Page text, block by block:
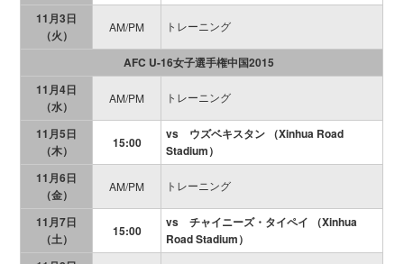
11月3日
（火）
AM/PM トレーニング
AFC U-16女子選手権中国2015
11月4日
（水）
AM/PM トレーニング
11月5日
（木）
15:00
vs ウズベキスタン （Xinhua Road
Stadium）
11月6日
（金）
AM/PM トレーニング
11月7日
（土）
15:00
vs チャイニーズ・タイペイ （Xinhua
Road Stadium）